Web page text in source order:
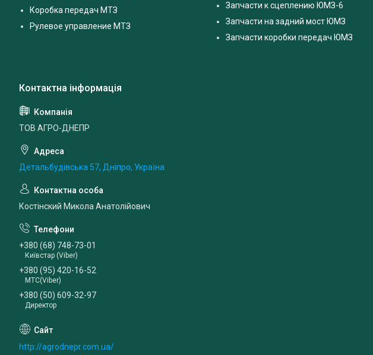
Коробка передач МТЗ
Рулевое управление МТЗ
Запчасти к сцеплению ЮМЗ-6
Запчасти на задний мост ЮМЗ
Запчасти коробки передач ЮМЗ
ТОВ АГРО-ДНЕПР
Детальбудівська 57, Дніпро, Україна
Костінский Микола Анатолійович
+380 (68) 748-73-01
Київстар (Viber)
+380 (95) 420-16-52
МТС(Viber)
+380 (50) 609-32-97
Директор
http://agrodnepr.com.ua/